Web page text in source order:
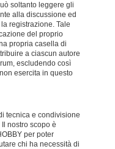
soltanto leggere gli
alla discussione ed
registrazione. Tale
del proprio
propria casella di
a ciascun autore
escludendo così
esercita in questo
tecnica e condivisione
nostro scopo è
per poter
chi ha necessità di